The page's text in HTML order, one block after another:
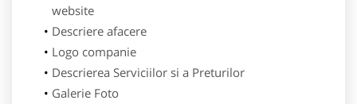
website
Descriere afacere
Logo companie
Descrierea Serviciilor si a Preturilor
Galerie Foto